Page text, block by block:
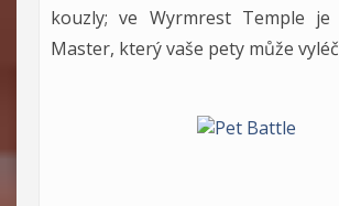
kouzly; ve Wyrmrest Temple
Master, který vaše pety může